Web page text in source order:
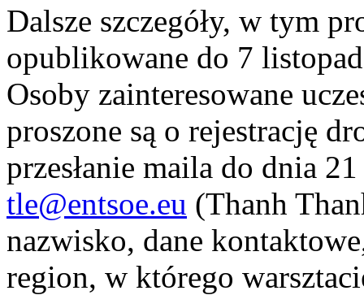
Dalsze szczegóły, w tym
opublikowane do 7
Osoby zainteresowane
proszone są o rejestrację
przesłanie maila do dnia
tle@entsoe.eu (Thanh
nazwisko, dane
region, w którego